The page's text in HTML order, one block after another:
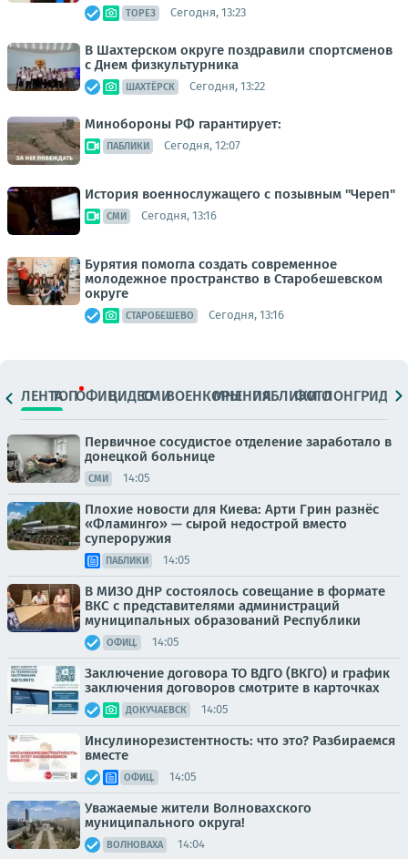
ТОРЕЗ Сегодня, 13:23
В Шахтерском округе поздравили спортсменов
с Днем физкультурника
ШАХТЁРСК Сегодня, 13:22
Минобороны РФ гарантирует:
ПАБЛИКИ Сегодня, 12:07
История военнослужащего с позывным "Череп"
СМИ Сегодня, 13:16
Бурятия помогла создать современное
молодежное пространство в Старобешевском
округе
СТАРОБЕШЕВО Сегодня, 13:16
ЛЕНТАТОПОФИЦ.ВИДЕОСМИВОЕНКОРЫМНЕНИЯПАБЛИКИ
ФОТОЛОНГРИДЫ
Первичное сосудистое отделение заработало в
донецкой больнице
СМИ 14:05
Плохие новости для Киева: Арти Грин разнёс
«Фламинго» — сырой недострой вместо
супероружия
ПАБЛИКИ 14:05
В МИЗО ДНР состоялось совещание в формате
ВКС с представителями администраций
муниципальных образований Республики
ОФИЦ. 14:05
Заключение договора ТО ВДГО (ВКГО) и график
заключения договоров смотрите в карточках
ДОКУЧАЕВСК 14:05
Инсулинорезистентность: что это? Разбираемся
вместе
ОФИЦ. 14:05
Уважаемые жители Волновахского
муниципального округа!
ВОЛНОВАХА 14:04